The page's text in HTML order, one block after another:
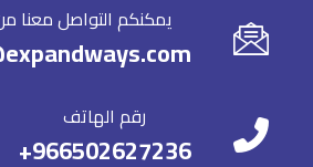
يمكنكم التواصل معنا
رقم الهاتف
966502627236+⁩